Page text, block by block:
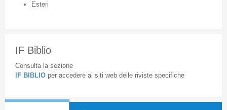
Esteri
IF Biblio
Consulta la sezione
IF BIBLIO per accedere ai siti web delle riviste specifiche